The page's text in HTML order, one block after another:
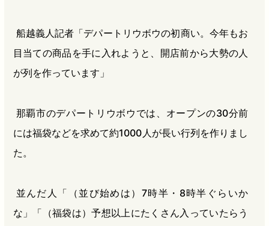
船越義人記者「デパートリウボウの初商い。今年もお
目当ての商品を手に入れようと、開店前から大勢の人
が列を作っています」
那覇市のデパートリウボウでは、オープンの30分前
には福袋などを求めて約1000人が長い行列を作りまし
た。
並んだ人「（並び始めは）7時半・8時半ぐらいか
な」「（福袋は）予想以上にたくさん入っていたらう